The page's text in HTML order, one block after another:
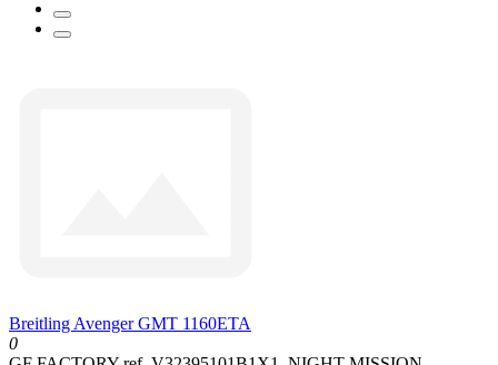
Breitling Avenger GMT 1160ETA
0